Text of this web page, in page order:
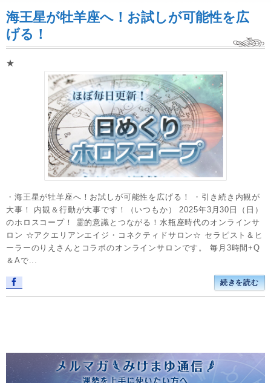
海王星が牡羊座へ！お試しが可能性を広
げる！
★
・海王星が牡羊座へ！お試しが可能性を広げる！ ・引き続き内観が
大事！ 内観＆行動が大事です！（いつもか） 2025年3月30日（日）
のホロスコープ！ 霊的意識とつながる！水瓶座時代のオンラインサ
ロン ☆アクエリアンエイジ・コネクティドサロン☆ セラピスト＆ヒ
ーラーのりえさんとコラボのオンラインサロンです。 毎月3時間+Q
＆Aで...
続きを読む